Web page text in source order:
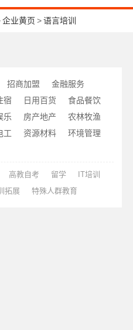
企业黄页 >语言培训
招商加盟
金融服务
宿 日用百货
食品餐饮
乐 房产地产
农林牧渔
工 资源材料
环境管理
高教自考 留学
IT培训
拓展 特殊人群教育